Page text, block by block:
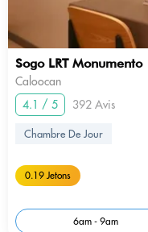
Sogo LRT Monumento
Caloocan
4.1 / 5
392 Avis
Chambre De Jour
0.19 Jetons
6am - 9am